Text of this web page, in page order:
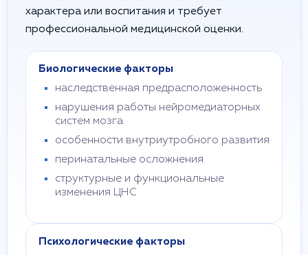
характера или воспитания и требует
профессиональной медицинской оценки.
Биологические факторы
наследственная предрасположенность
нарушения работы нейромедиаторных
систем мозга
особенности внутриутробного развития
перинатальные осложнения
структурные и функциональные
изменения ЦНС
Психологические факторы